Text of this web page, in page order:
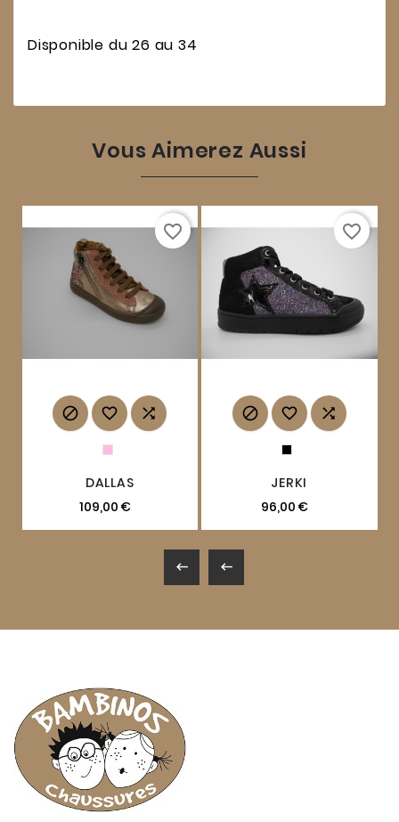
Disponible du 26 au 34
Vous Aimerez Aussi
  
DALLAS
109,00 €
favorite_border
  
JERKI
96,00 €
favorite_border
 